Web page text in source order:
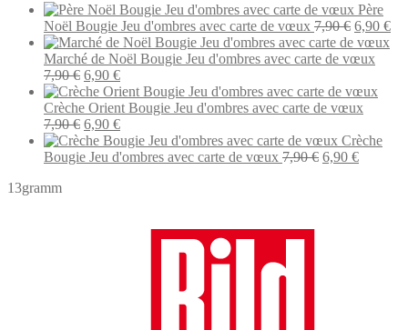
Père
Noël Bougie Jeu d'ombres avec carte de vœux 7,90€ Le
prix
initial
7,90 €.
6,90 €Le
Marché de Noël Bougie Jeu d'ombres avec carte de vœux
7,90€ Le
prix
initial
était :
7,90 €.
6,90 €Le
prix
actuel
est :
6,90 €.
Crèche Orient Bougie Jeu d'ombres avec carte de vœux
7,90€ Le
prix
initial
6,90 €Le
prix
actuel
Crèche
Bougie Jeu d'ombres avec carte de vœux 7,90€ Le
6,90 €Le
13gramm